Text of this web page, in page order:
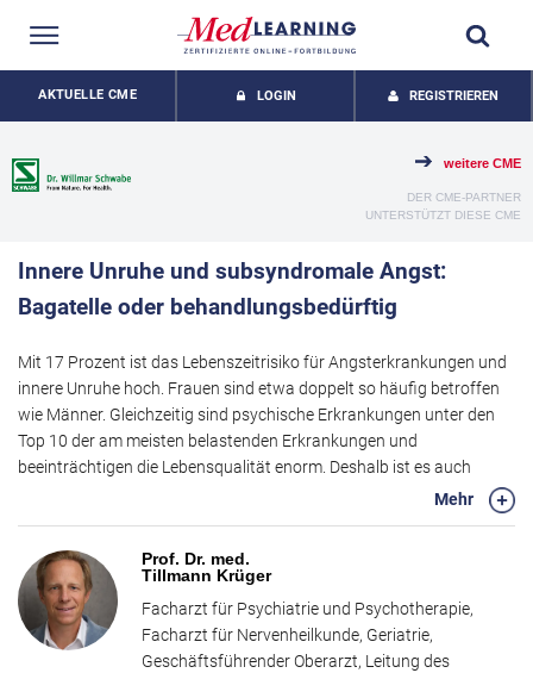
AKTUELLE CME LOGIN REGISTRIEREN
weitere CME
DER CME-PARTNER
UNTERSTÜTZT DIESE CME
Innere Unruhe und subsyndromale Angst:
Bagatelle oder behandlungsbedürftig
Mit 17 Prozent ist das Lebenszeitrisiko für Angsterkrankungen und
innere Unruhe hoch. Frauen sind etwa doppelt so häufig betroffen
wie Männer. Gleichzeitig sind psychische Erkrankungen unter den
Top 10 der am meisten belastenden Erkrankungen und
beeinträchtigen die Lebensqualität enorm. Deshalb ist es auch
gerade in der Primärversorgung wichtig, diese Patienten zu
Im Rahmen dieser Fortbildung erläutert Prof. Tillmann Krüger von
der Medizinischen Hochschule Hannover die verschiedenen
Krankheitsbilder im Zusammenhang mit Ängsten und Unruhe.
Zudem werden Behandlungsmöglichkeiten vorgestellt und die
Bedeutung pflanzlicher Arzneimittel diskutiert.
Mehr
Prof. Dr. med.
Tillmann Krüger
Facharzt für Psychiatrie und Psychotherapie,
Facharzt für Nervenheilkunde, Geriatrie,
Geschäftsführender Oberarzt, Leitung des